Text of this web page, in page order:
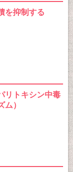
を抑制する
リトキシン中毒
ム）